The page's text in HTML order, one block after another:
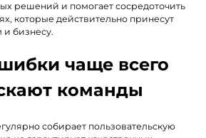
решений и помогает сосредоточить
которые действительно принесут
и бизнесу.
чаще всего
команды
собирает пользовательскую